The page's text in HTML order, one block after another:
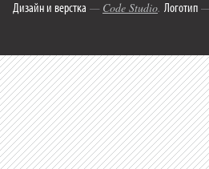
Дизайн и верстка — Code Studio. Логотип